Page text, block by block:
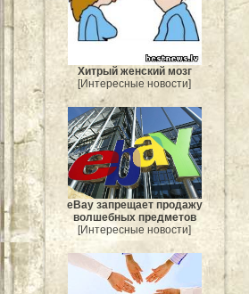
Хитрый женский мозг
[Интересные новости]
eBay запрещает продажу
волшебных предметов
[Интересные новости]